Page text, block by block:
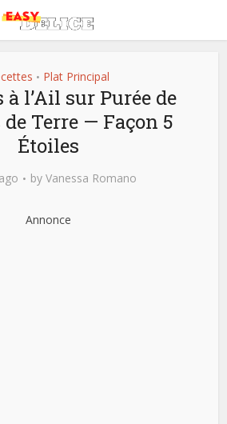
• Plat Principal
à l’Ail sur Purée de
Terre — Façon 5
Étoiles
by Vanessa Romano
Annonce